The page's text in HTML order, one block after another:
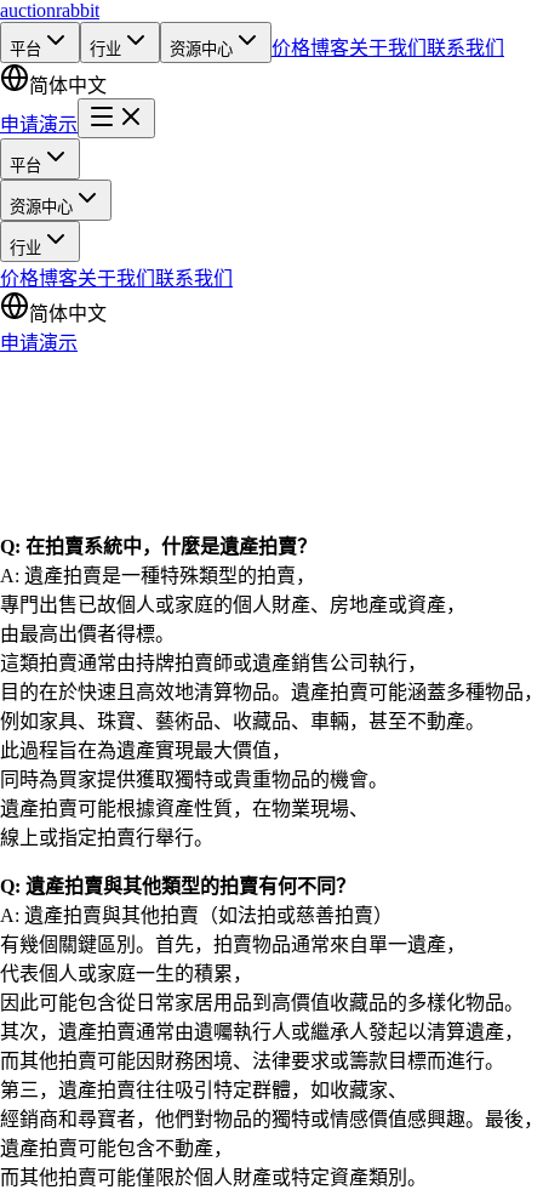
auctionrabbit
平台 行业 资源中心 价格博客关于我们 联系我们
简体中文
申请演示
平台
资源中心
行业
价格博客关于我们 联系我们
简体中文
申请演示
Q: 在拍賣系統中，什麼是遺產拍賣？
A: 遺產拍賣是一種特殊類型的拍賣，
專門出售已故個人或家庭的個人財產、房地產或資產，
由最高出價者得標。
這類拍賣通常由持牌拍賣師或遺產銷售公司執行，
目的在於快速且高效地清算物品。遺產拍賣可能涵蓋多種物品，
例如家具、珠寶、藝術品、收藏品、車輛，甚至不動產。
此過程旨在為遺產實現最大價值，
同時為買家提供獲取獨特或貴重物品的機會。
遺產拍賣可能根據資產性質，在物業現場、
線上或指定拍賣行舉行。
Q: 遺產拍賣與其他類型的拍賣有何不同？
A: 遺產拍賣與其他拍賣（如法拍或慈善拍賣）
有幾個關鍵區別。首先，拍賣物品通常來自單一遺產，
代表個人或家庭一生的積累，
因此可能包含從日常家居用品到高價值收藏品的多樣化物品。
其次，遺產拍賣通常由遺囑執行人或繼承人發起以清算遺產，
而其他拍賣可能因財務困境、法律要求或籌款目標而進行。
第三，遺產拍賣往往吸引特定群體，如收藏家、
經銷商和尋寶者，他們對物品的獨特或情感價值感興趣。最後，
遺產拍賣可能包含不動產，
而其他拍賣可能僅限於個人財產或特定資產類別。